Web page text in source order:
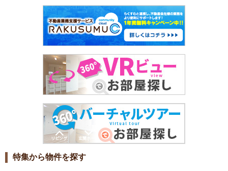
特集から物件を探す